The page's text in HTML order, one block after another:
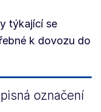
týkající se
k dovozu do
označení